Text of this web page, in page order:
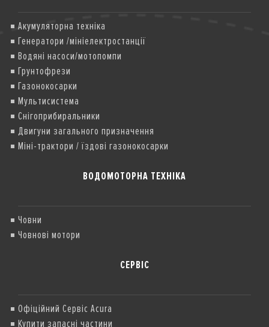
Акумуляторна техніка
Генератори /мініелектростанції
Водяні насоси/мотопомпи
Грунтофрези
Газонокосарки
Мультисистема
Снігоприбиральники
Двигуни загального призначення
Міні-трактори / їздові газонокосарки
ВОДОМОТОРНА ТЕХНІКА
Човни
Човнові мотори
СЕРВІС
Офіційний Сервіс Acura
Купити запасні частини